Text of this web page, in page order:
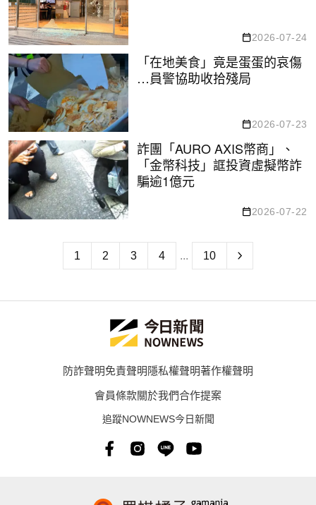
2026-07-24
「在地美食」竟是蛋蛋的哀傷
…員警協助收拾殘局
2026-07-23
詐團「AURO AXIS幣商」、
「金幣科技」誆投資虛擬幣詐
騙逾1億元
2026-07-22
1 2 3 4 ... 10
防詐聲明免責聲明隱私權聲明著作權聲明
會員條款關於我們合作提案
追蹤NOWNEWS今日新聞